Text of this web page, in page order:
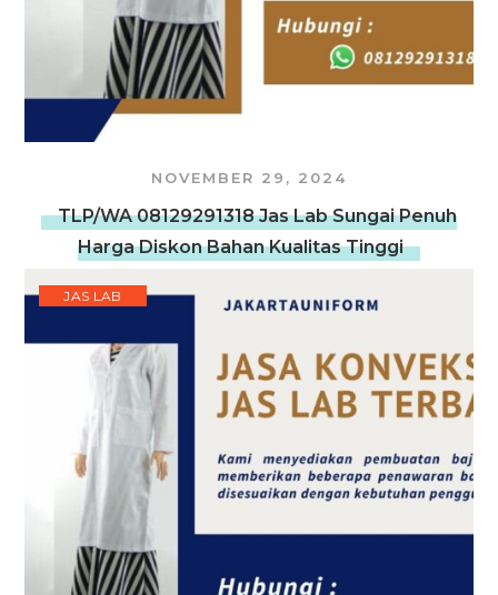
NOVEMBER 29, 2024
TLP/WA 08129291318 Jas Lab Sungai Penuh
Harga Diskon Bahan Kualitas Tinggi
JAS LAB